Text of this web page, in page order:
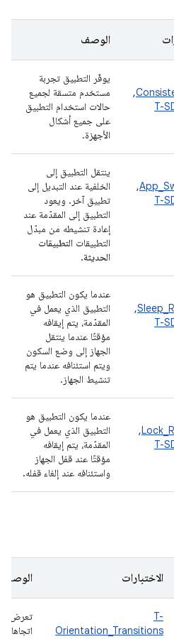
الوصف
,
T-
يوفّر التطبيق تجربة
مستخدم متسقة لجميع
حالات استخدام التطبيق
على جميع أشكال
الأجهزة.
,
T-
ينتقل التطبيق إلى
الخلفية عند التبديل إلى
تطبيق آخر. ويعود
التطبيق إلى المقدّمة عند
إعادة تنشيطه من مبدّل
التطبيقات التطبيقات
الحديثة.
,
T-
عندما يكون التطبيق هو
التطبيق الذي يعمل في
المقدّمة، يتم إيقافه
مؤقتًا عندما ينتقل
الجهاز إلى وضع السكون
ويتم استئنافه عندما يتم
تنشيط الجهاز.
,
T-
عندما يكون التطبيق هو
التطبيق الذي يعمل في
المقدّمة، يتم إيقافه
مؤقتًا عند قفل الجهاز
واستئنافه عند إلغاء قفله.
الاختبارات الوصف
T-
Orientation_Transitions
تعرض
اتجاهات